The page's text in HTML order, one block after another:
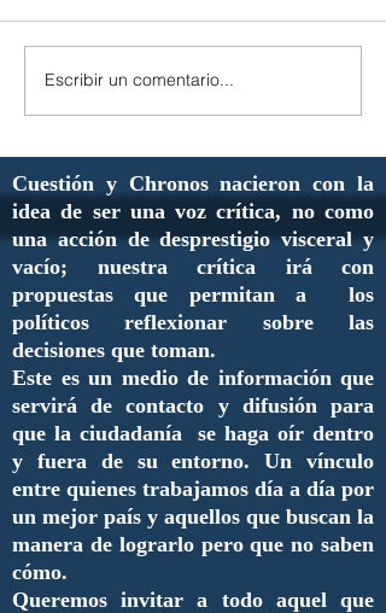
Escribir un comentario...
Cuestión y Chronos nacieron con la
idea de ser una voz crítica, no como
una acción de desprestigio visceral y
vacío; nuestra crítica irá con
propuestas que permitan a los
políticos reflexionar sobre las
decisiones que toman.
Este es un medio de información que
servirá de contacto y difusión para
que la ciudadanía se haga oír dentro
y fuera de su entorno. Un vínculo
entre quienes trabajamos día a día por
un mejor país y aquellos que buscan la
manera de lograrlo pero que no saben
cómo.
Queremos invitar a todo aquel que